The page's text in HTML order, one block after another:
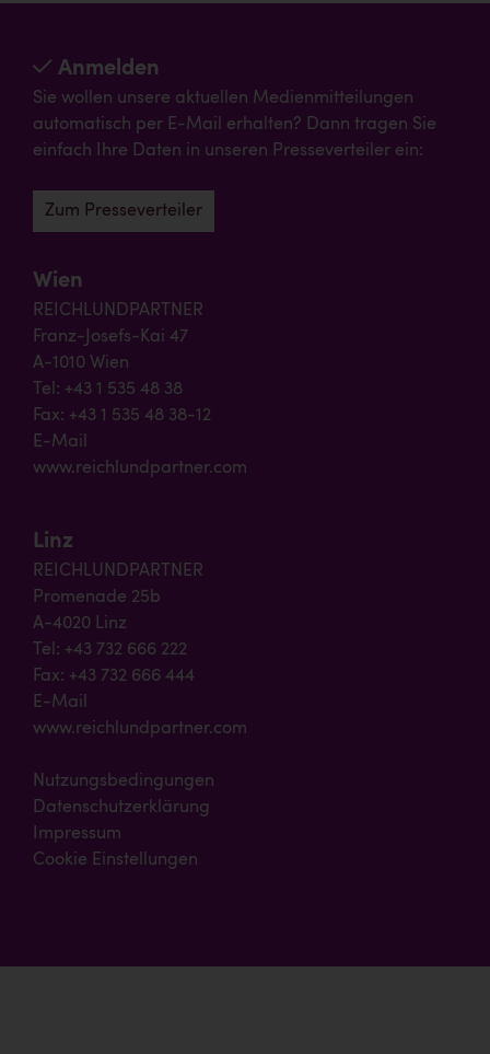
Anmelden
Sie wollen unsere aktuellen Medienmitteilungen
automatisch per E-Mail erhalten? Dann tragen Sie
einfach Ihre Daten in unseren Presseverteiler ein:
Zum Presseverteiler
Wien
REICHLUNDPARTNER
Franz-Josefs-Kai 47
A-1010 Wien
Tel: +43 1 535 48 38
Fax: +43 1 535 48 38-12
E-Mail
www.reichlundpartner.com
Linz
REICHLUNDPARTNER
Promenade 25b
A-4020 Linz
Tel: +43 732 666 222
Fax: +43 732 666 444
E-Mail
www.reichlundpartner.com
Nutzungsbedingungen
Datenschutzerklärung
Impressum
Cookie Einstellungen